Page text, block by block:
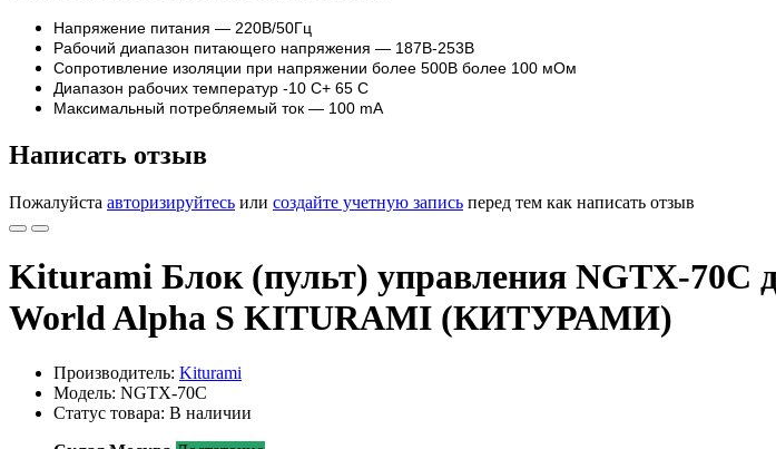
Напряжение питания — 220В/50Гц
Рабочий диапазон питающего напряжения — 187В-253В
Сопротивление изоляции при напряжении более 500В более 100 мОм
Диапазон рабочих температур -10 С+ 65 С
Максимальный потребляемый ток — 100 mA
Написать отзыв
Пожалуйста авторизируйтесь или создайте учетную запись перед тем как написать отзыв
Kiturami Блок (пульт) управления NGTX-70C
World Alpha S KITURAMI (КИТУРАМИ)
Производитель: Kiturami
Модель: NGTX-70C
Статус товара: В наличии